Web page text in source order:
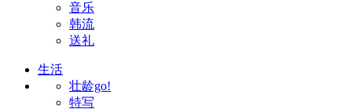
音乐
韩流
送礼
生活
壮龄go!
特写